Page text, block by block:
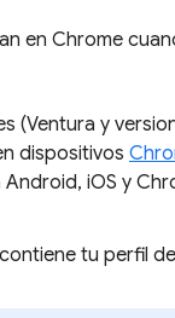
en Chrome
(Ventura y
dispositivos
iOS y
tu perfil